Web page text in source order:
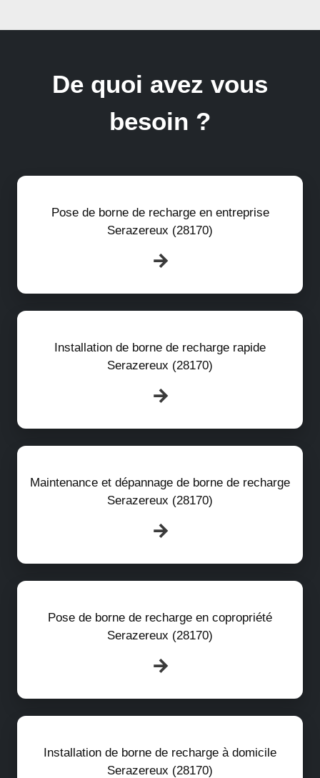
De quoi avez vous
besoin ?
Pose de borne de recharge en entreprise
Serazereux (28170)
Installation de borne de recharge rapide
Serazereux (28170)
Maintenance et dépannage de borne de recharge
Serazereux (28170)
Pose de borne de recharge en copropriété
Serazereux (28170)
Installation de borne de recharge à domicile
Serazereux (28170)